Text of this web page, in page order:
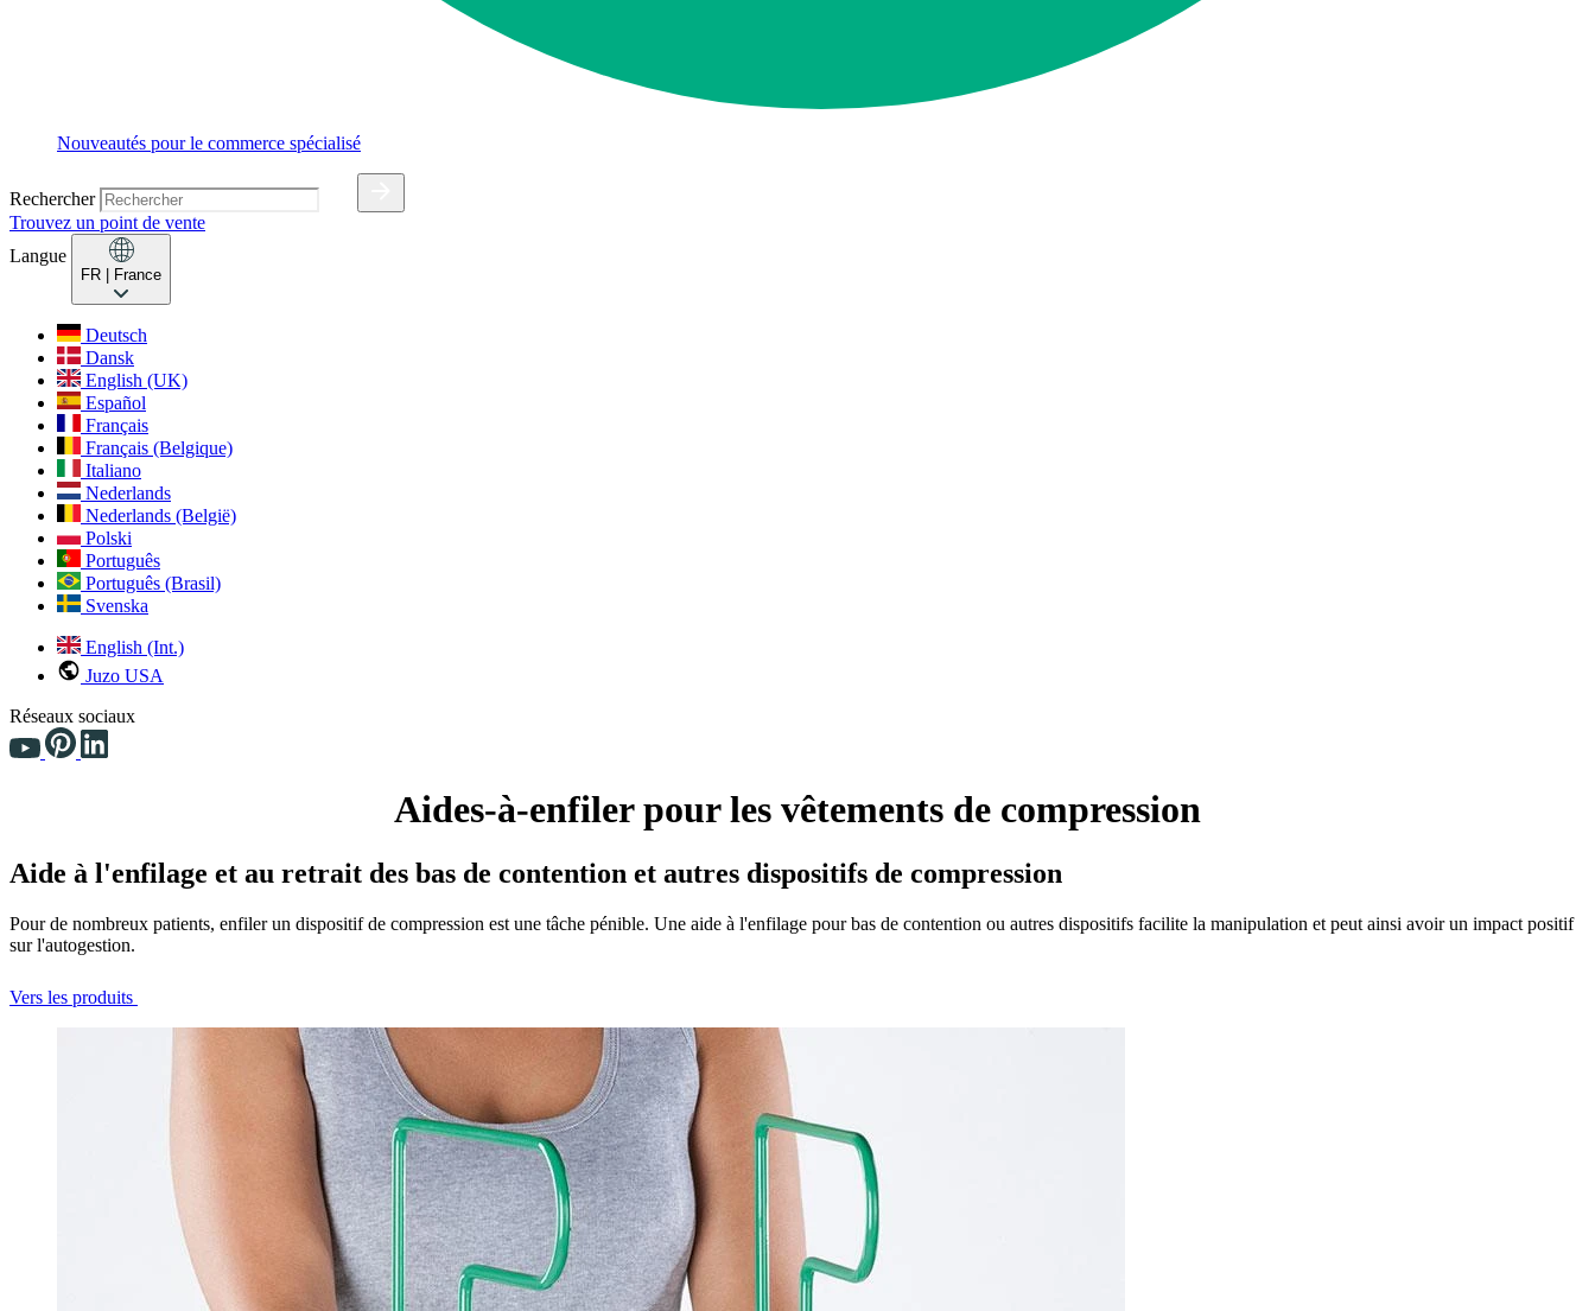
Nouveautés pour le commerce spécialisé
Rechercher
Trouvez un point de vente
Langue
FR | France
Deutsch
Dansk
English (UK)
Español
Français
Français (Belgique)
Italiano
Nederlands
Nederlands (België)
Polski
Português
Português (Brasil)
Svenska
English (Int.)
Juzo USA
Réseaux sociaux
Aides-à-enfiler pour les vêtements de compression
Aide à l'enfilage et au retrait des bas de contention et autres dispositifs de compression
Pour de nombreux patients, enfiler un dispositif de compression est une tâche pénible. Une aide à l'enfilage pour bas de contention ou autres dispositifs facilite la manipulation et peut ainsi avoir un impact positif
sur l'autogestion.
Vers les produits